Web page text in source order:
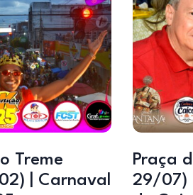
Treme
| Carnaval
Praça
29/07)